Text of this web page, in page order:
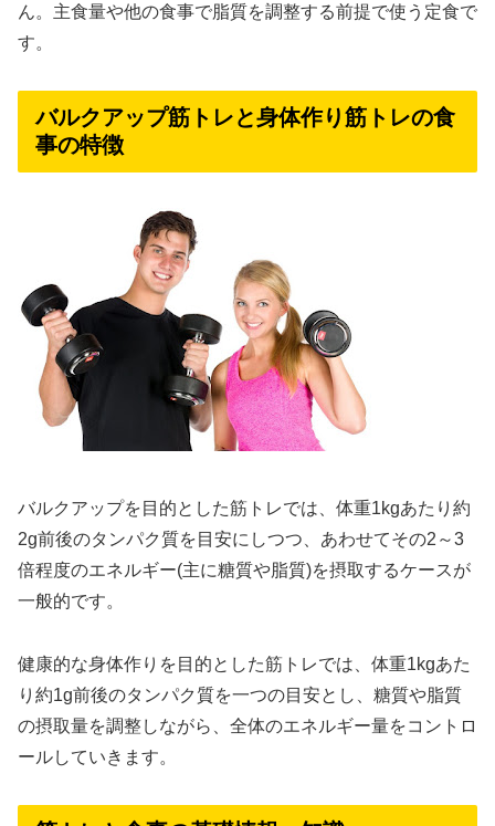
ん。主食量や他の食事で脂質を調整する前提で使う定食で
す。
バルクアップ筋トレと身体作り筋トレの食
事の特徴
バルクアップを目的とした筋トレでは、体重1kgあたり約
2g前後のタンパク質を目安にしつつ、あわせてその2～3
倍程度のエネルギー(主に糖質や脂質)を摂取するケースが
一般的です。
健康的な身体作りを目的とした筋トレでは、体重1kgあた
り約1g前後のタンパク質を一つの目安とし、糖質や脂質
の摂取量を調整しながら、全体のエネルギー量をコントロ
ールしていきます。